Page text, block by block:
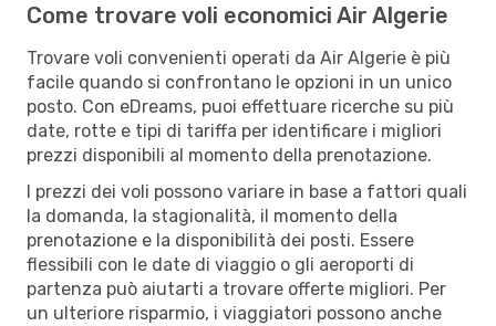
Come trovare voli economici Air Algerie
Trovare voli convenienti operati da Air Algerie è più
facile quando si confrontano le opzioni in un unico
posto. Con eDreams, puoi effettuare ricerche su più
date, rotte e tipi di tariffa per identificare i migliori
prezzi disponibili al momento della prenotazione.
I prezzi dei voli possono variare in base a fattori quali
la domanda, la stagionalità, il momento della
prenotazione e la disponibilità dei posti. Essere
flessibili con le date di viaggio o gli aeroporti di
partenza può aiutarti a trovare offerte migliori. Per
un ulteriore risparmio, i viaggiatori possono anche